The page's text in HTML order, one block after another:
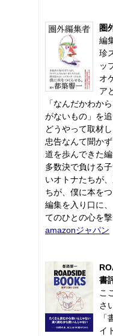
圏
編
珍
ッ
オ
ア
「なんだかわか
がないもの」を
どうやって取材
忠告なんて聞か
道を歩んできた編
多数決で負ける
いオトナたちが
ちが、僕に本をつ
編集を入り口に
てのひとの心を撃
amazonジャパン
書
こ
さ
イ